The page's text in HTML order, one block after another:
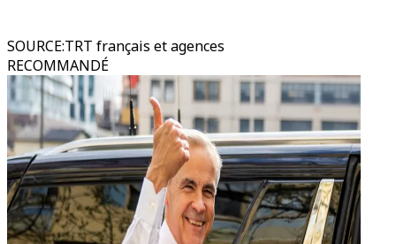
SOURCE:TRT français et agences
RECOMMANDÉ